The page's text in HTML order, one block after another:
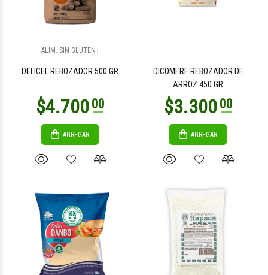
ALIM. SIN GLUTEN↓
DELICEL REBOZADOR 500 GR
AGREGAR
DICOMERE REBOZADOR DE
ARROZ 450 GR
AGREGAR